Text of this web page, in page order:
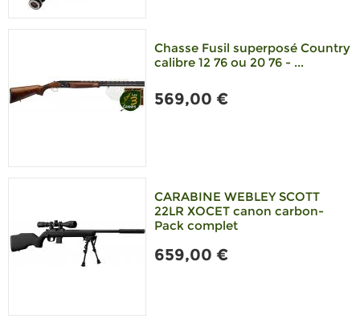
Chasse Fusil superposé Country
calibre 12 76 ou 20 76 - ...
569,00 €
CARABINE WEBLEY SCOTT
22LR XOCET canon carbon-
Pack complet
659,00 €